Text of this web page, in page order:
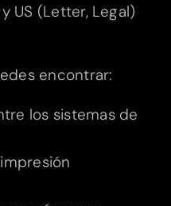
US (Letter, Legal)
encontrar:
los sistemas de